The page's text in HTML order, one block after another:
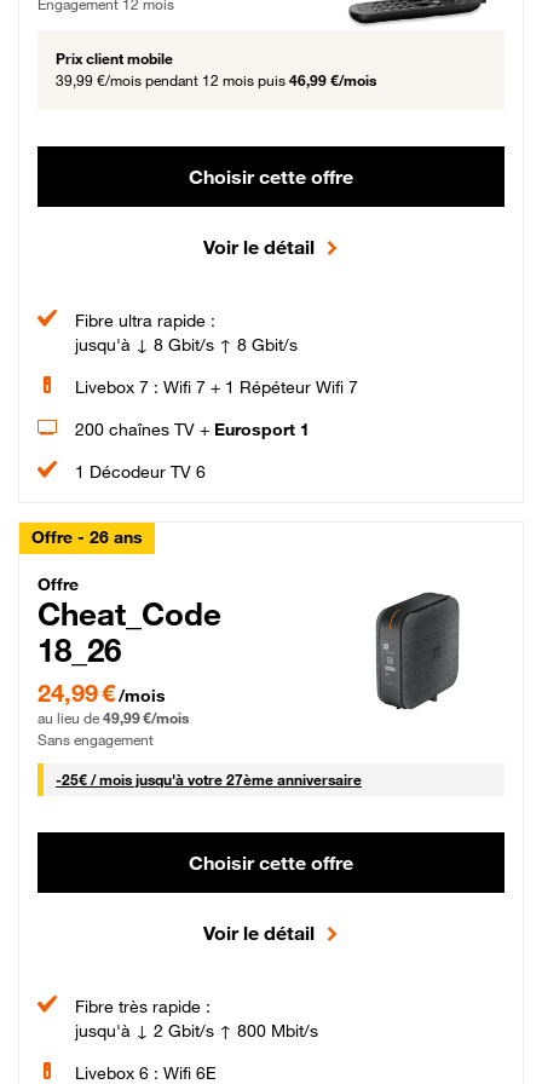
Engagement 12 mois
Prix client mobile
39,99 €/mois pendant 12 mois puis 46,99 €/mois
Choisir cette offre
Voir le détail
Fibre ultra rapide :
jusqu'à ↓ 8 Gbit/s ↑ 8 Gbit/s
Livebox 7 : Wifi 7 + 1 Répéteur Wifi 7
200 chaînes TV + Eurosport 1
1 Décodeur TV 6
Offre - 26 ans
Cheat_Code Fibre_18_26
Offre
Cheat_Code
18_26
24,99 € par mois pendant 0 mois puis 49,99 € par mois, Sans engagement
24,99 €/mois
au lieu de 49,99 €/mois
Sans engagement
-25€ / mois25 € par mois
jusqu'à votre 27ème anniversaire
Choisir cette offre
Voir le détail
Fibre très rapide :
jusqu'à ↓ 2 Gbit/s ↑ 800 Mbit/s
Livebox 6 : Wifi 6E